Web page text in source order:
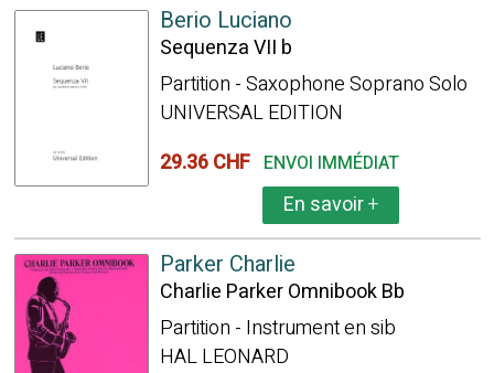
Berio Luciano
Sequenza VII b
Partition - Saxophone Soprano Solo
UNIVERSAL EDITION
29.36 CHF ENVOI IMMÉDIAT
En savoir+
Parker Charlie
Charlie Parker Omnibook Bb
Partition - Instrument en sib
HAL LEONARD